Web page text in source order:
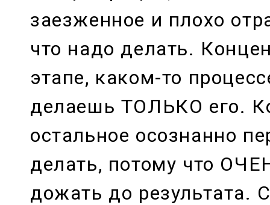
заезженное и плохо
что надо делать.
этапе, каком-то
делаешь ТОЛЬКО его.
остальное осознанно
делать, потому что
дожать до результата.